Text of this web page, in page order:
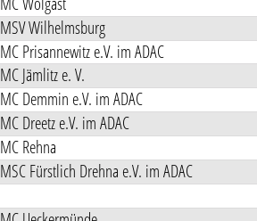
MSV Wilhelmsburg
MC Prisannewitz e.V. im ADAC
MC Jämlitz e. V.
MC Demmin e.V. im ADAC
MC Dreetz e.V. im ADAC
MC Rehna
MSC Fürstlich Drehna e.V. im ADAC